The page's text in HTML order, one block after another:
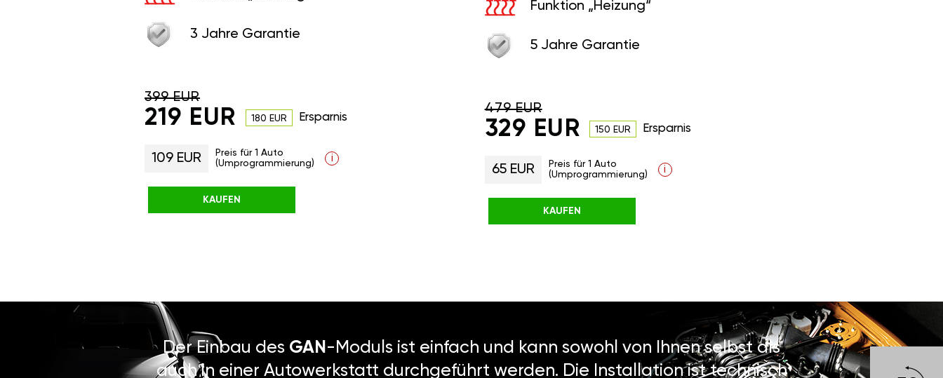
Funktion „Heizung“
5 Jahre Garantie
479 EUR
329 EUR 150 EUR Ersparnis
65 EUR
Preis für 1 Auto
(Umprogrammierung)
i
KAUFEN
3 Jahre Garantie
399 EUR
219 EUR 180 EUR Ersparnis
109 EUR
Preis für 1 Auto
(Umprogrammierung)
i
KAUFEN
Der Einbau des GAN -Moduls ist einfach und kann sowohl von Ihnen selbst als
auch in einer Autowerkstatt durchgeführt werden. Die Installation ist technisch